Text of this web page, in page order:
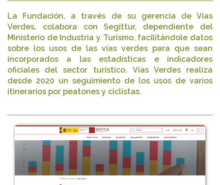
La Fundación, a través de su gerencia de Vías
Verdes, colabora con Segittur, dependiente del
Ministerio de Industria y Turismo, facilitándole datos
sobre los usos de las vías verdes para que sean
incorporados a las estadísticas e indicadores
oficiales del sector turístico. Vías Verdes realiza
desde 2020 un seguimiento de los usos de varios
itinerarios por peatones y ciclistas.